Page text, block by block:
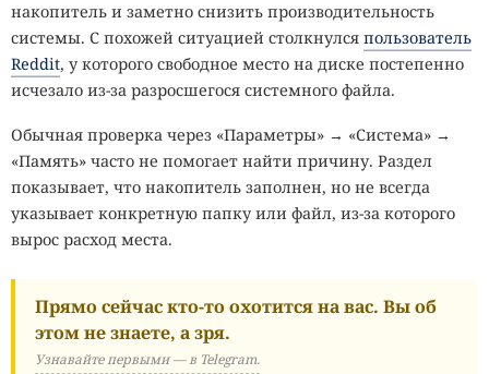
накопитель и заметно снизить производительность
системы. С похожей ситуацией столкнулся пользователь
Reddit, у которого свободное место на диске постепенно
исчезало из-за разросшегося системного файла.
Обычная проверка через «Параметры» → «Система» →
«Память» часто не помогает найти причину. Раздел
показывает, что накопитель заполнен, но не всегда
указывает конкретную папку или файл, из-за которого
вырос расход места.
Прямо сейчас кто-то охотится на вас. Вы об
этом не знаете, а зря.
Узнавайте первыми — в Telegram.